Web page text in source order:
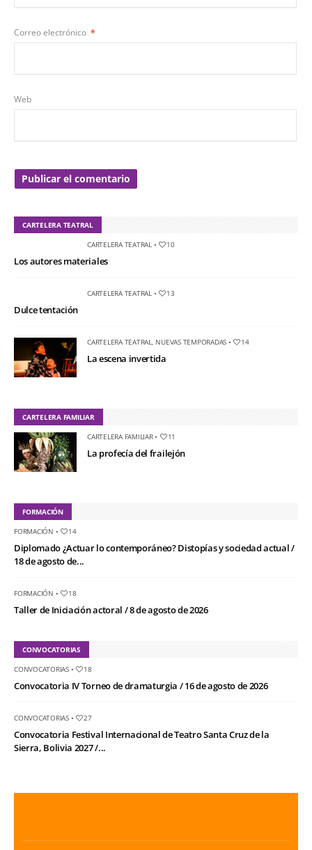
Correo electrónico *
Web
CARTELERA TEATRAL
CARTELERA TEATRAL• 10
Los autores materiales
CARTELERA TEATRAL• 13
Dulce tentación
CARTELERA TEATRAL, NUEVAS TEMPORADAS • 14
La escena invertida
CARTELERA FAMILIAR
CARTELERA FAMILIAR• 11
La profecía del frailejón
FORMACIÓN
FORMACIÓN • 14
Diplomado ¿Actuar lo contemporáneo? Distopías y sociedad actual /
18 de agosto de...
FORMACIÓN • 18
Taller de Iniciación actoral / 8 de agosto de 2026
CONVOCATORIAS
CONVOCATORIAS• 18
Convocatoria IV Torneo de dramaturgia / 16 de agosto de 2026
CONVOCATORIAS• 27
Convocatoria Festival Internacional de Teatro Santa Cruz de la
Sierra, Bolivia 2027 /...